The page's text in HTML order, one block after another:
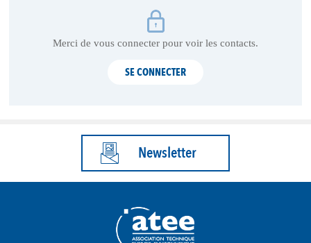
Merci de vous connecter pour voir les contacts.
SE CONNECTER
Newsletter